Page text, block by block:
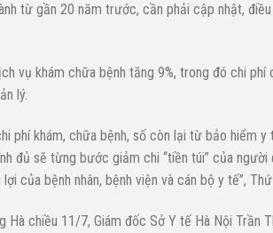
từ gần 20 năm trước, cần phải cập nhật,
vụ khám chữa bệnh tăng 9%, trong đó chi
lý.
phí khám, chữa bệnh, số còn lại từ bảo hiểm y
đủ sẽ từng bước giảm chi “tiền túi” của người
của bệnh nhân, bệnh viện và cán bộ y tế”,
chiều 11/7, Giám đốc Sở Y tế Hà Nội Trần